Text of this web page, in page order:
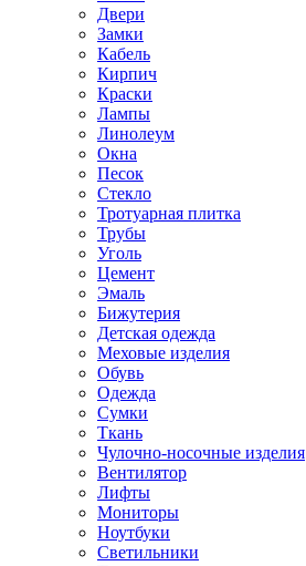
Двери
Замки
Кабель
Кирпич
Краски
Лампы
Линолеум
Окна
Песок
Стекло
Тротуарная плитка
Трубы
Уголь
Цемент
Эмаль
Бижутерия
Детская одежда
Меховые изделия
Обувь
Одежда
Сумки
Ткань
Чулочно-носочные изделия
Вентилятор
Лифты
Мониторы
Ноутбуки
Светильники